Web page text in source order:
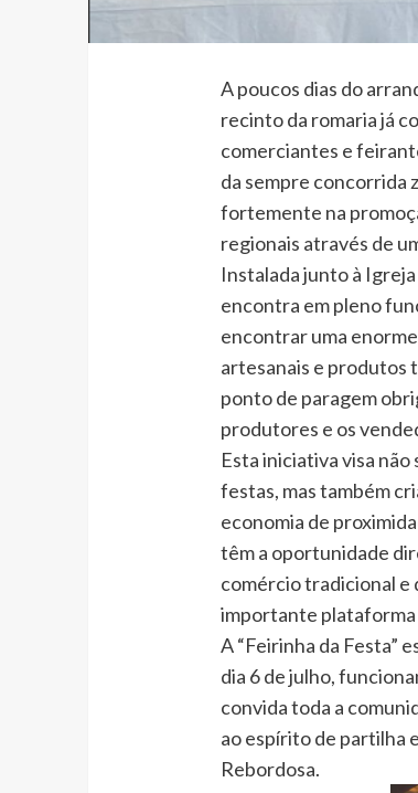
A poucos dias do
recinto da romaria já
comerciantes e
da sempre concorrida
fortemente na
regionais através de
Instalada junto à Igreja
encontra em pleno
encontrar uma
artesanais e produtos
ponto de paragem
produtores e os
Esta iniciativa visa
festas, mas também
economia de
têm a oportunidade
comércio tradicional e
importante plataforma
A “Feirinha da Festa”
dia 6 de julho,
convida toda a
ao espírito de partilha
Rebordosa.